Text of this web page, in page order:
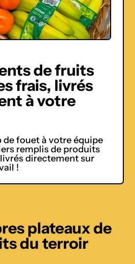
de fruits
frais, livrés
à votre
de fouet à votre équipe
remplis de produits
directement sur
!
plateaux de
du terroir